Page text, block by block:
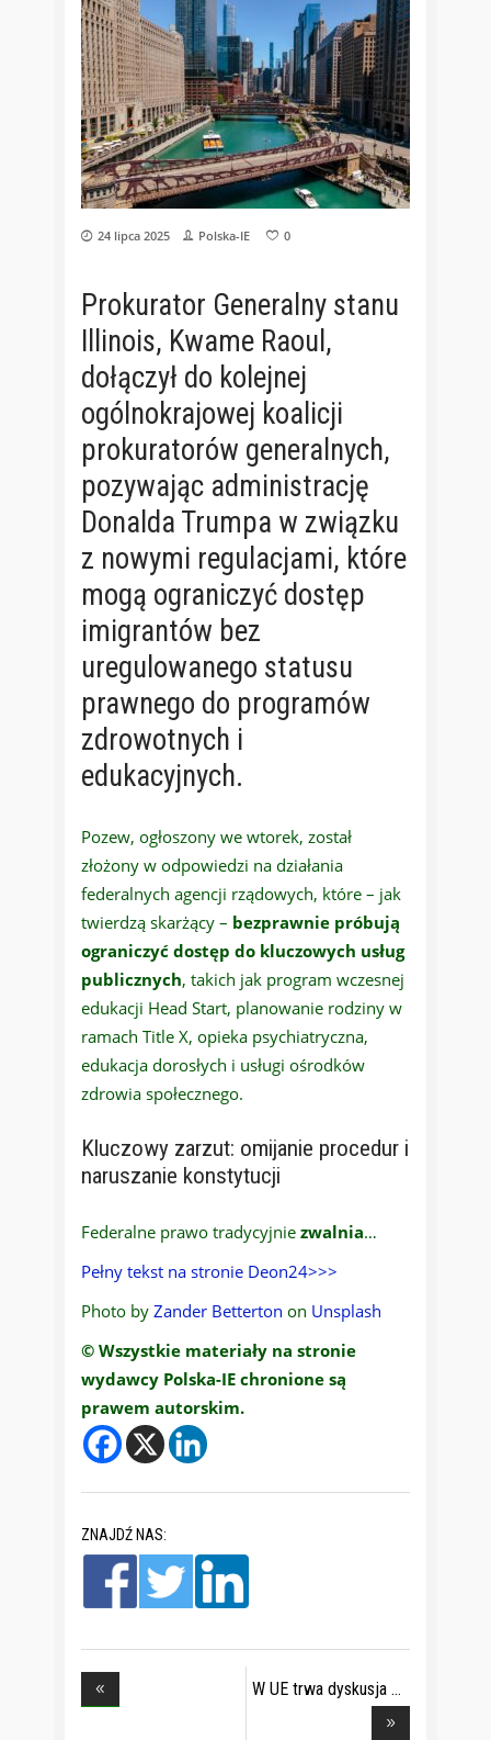
24 lipca 2025 Polska-IE 0
Prokurator Generalny stanu
Illinois, Kwame Raoul,
dołączył do kolejnej
ogólnokrajowej koalicji
prokuratorów generalnych,
pozywając administrację
Donalda Trumpa w związku
z nowymi regulacjami, które
mogą ograniczyć dostęp
imigrantów bez
uregulowanego statusu
prawnego do programów
zdrowotnych i
edukacyjnych.
Pozew, ogłoszony we wtorek, został
złożony w odpowiedzi na działania
federalnych agencji rządowych, które – jak
twierdzą skarżący – bezprawnie próbują
ograniczyć dostęp do kluczowych usług
publicznych, takich jak program wczesnej
edukacji Head Start, planowanie rodziny w
ramach Title X, opieka psychiatryczna,
edukacja dorosłych i usługi ośrodków
zdrowia społecznego.
Kluczowy zarzut: omijanie procedur i
naruszanie konstytucji
Federalne prawo tradycyjnie zwalnia…
Pełny tekst na stronie Deon24>>>
Photo by Zander Betterton on Unsplash
© Wszystkie materiały na stronie
wydawcy Polska-IE chronione są
prawem autorskim.
ZNAJDŹ NAS:
W UE trwa dyskusja